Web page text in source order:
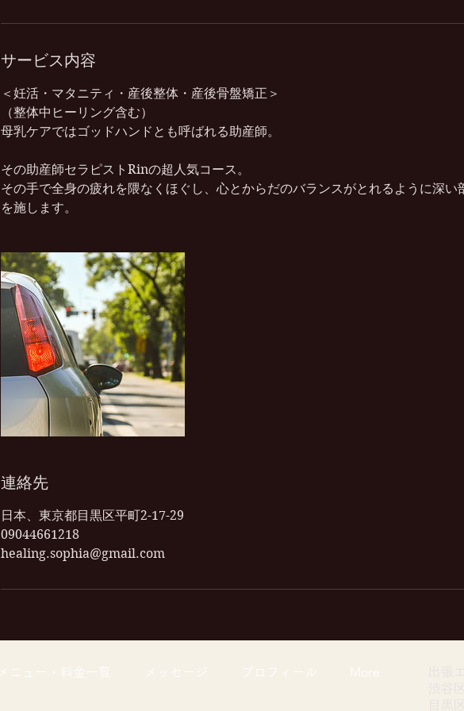
サービス内容
＜妊活・マタニティ・産後整体・産後骨盤矯正＞
（整体中ヒーリング含む）
母乳ケアではゴッドハンドとも呼ばれる助産師。
その助産師セラピストRinの超人気コース。
その手で全身の疲れを隈なくほぐし、心とからだのバランスがとれるように深い
を施します。
連絡先
日本、東京都目黒区平町2-17-29
09044661218
healing.sophia@gmail.com
メニュー・料金一覧 メッセージ プロフィール More